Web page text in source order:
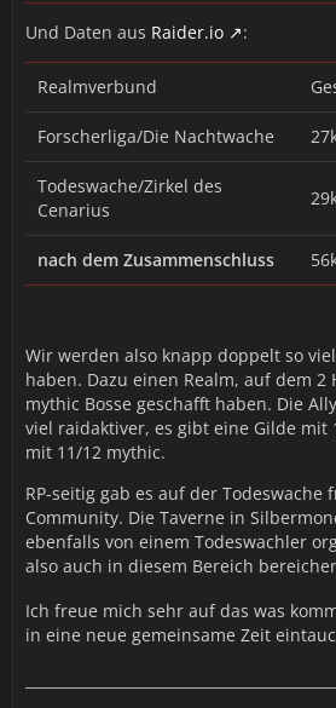
Und Daten aus Raider.io :
Realmverbund
Forscherliga/Die Nachtwache
Todeswache/Zirkel des
Cenarius
nach dem Zusammenschluss
Wir werden also knapp doppelt so
haben. Dazu einen Realm, auf dem 2
mythic Bosse geschafft haben. Die
viel raidaktiver, es gibt eine Gilde mit
mit 11/12 mythic.
RP-seitig gab es auf der Todeswache
Community. Die Taverne in
ebenfalls von einem Todeswachler
also auch in diesem Bereich
Ich freue mich sehr auf das was
in eine neue gemeinsame Zeit